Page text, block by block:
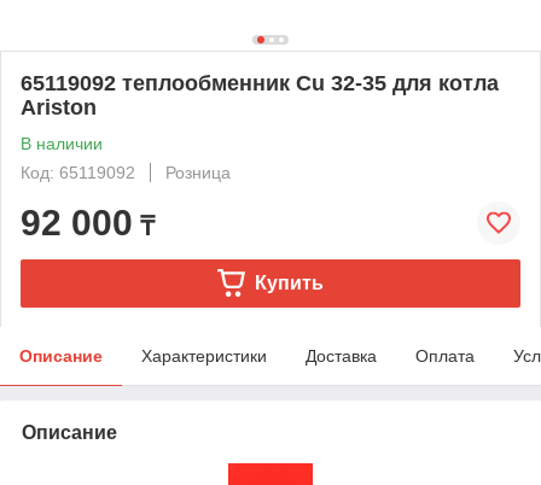
65119092 теплообменник Cu 32-35 для котла
Ariston
В наличии
Код: 65119092
Розница
92 000 ₸
Купить
Описание Характеристики Доставка Оплата
Описание